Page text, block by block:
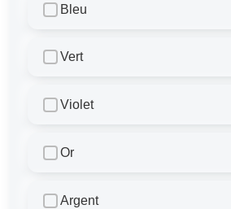
Bleu
Vert
Violet
Or
Argent